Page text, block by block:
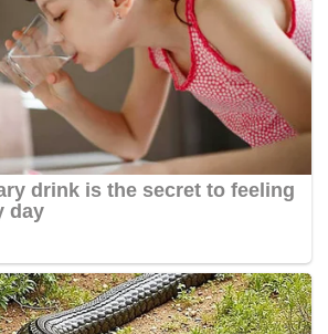
berkata jika tiada persefahaman
(menjelang PRU14)
Cina akan memberi impak
secara tidak langsung
BN menawan hati masyarakat
bandar.
dua parti itu mengambil peduli semua
cari jalan penyelesaian supaya
yang kalah akan kalah semua, yang
semua, perlu ada situasi menang,
parti, melangkah ke hadapan sahaja